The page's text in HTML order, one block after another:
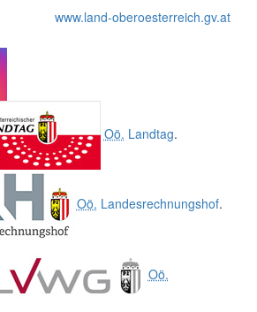
www.land-oberoesterreich.gv.at
Oö. Landtag.
Oö. Landesrechnungshof.
Oö.